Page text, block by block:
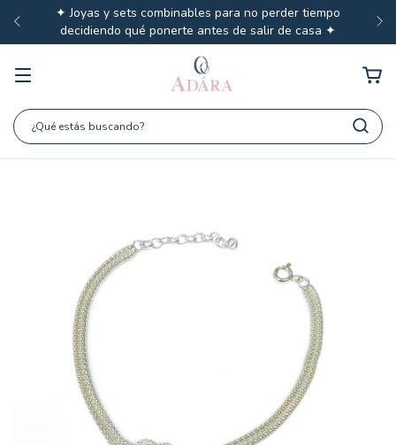
✦ Joyas y sets combinables para no perder tiempo
decidiendo qué ponerte antes de salir de casa ✦